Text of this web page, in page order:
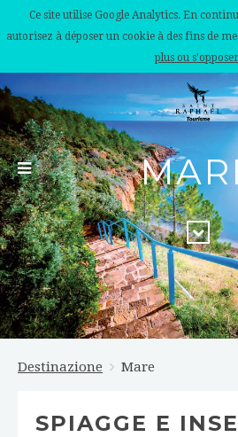
Ce site utilise Google Analytics. En
autorisez à déposer un cookie à des fins de
plus ou s'opposer
Destinazione Mare
SPIAGGE E